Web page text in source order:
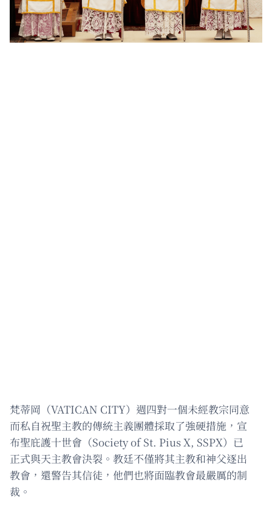
梵蒂岡（VATICAN CITY）週四對一個未經教宗同意
而私自祝聖主教的傳統主義團體採取了強硬措施，宣
布聖庇護十世會（Society of St. Pius X, SSPX）已
正式與天主教會決裂。教廷不僅將其主教和神父逐出
教會，還警告其信徒，他們也將面臨教會最嚴厲的制
裁。